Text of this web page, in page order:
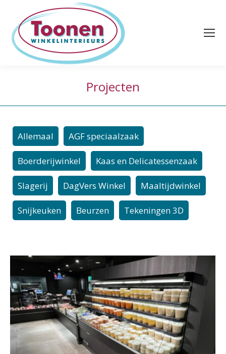
Projecten
Allemaal AGF speciaalzaak
Boerderijwinkel Kaas en Delicatessenzaak
Slagerij DagVers Winkel Maaltijdwinkel
Snijkeuken Beurzen Tekeningen 3D